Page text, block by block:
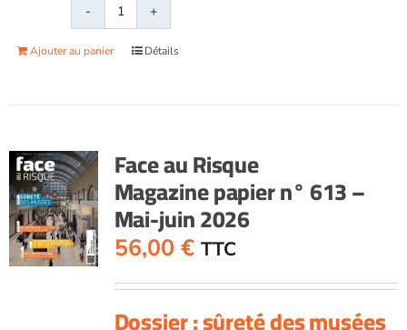
quantité
de
Face
596
-
Octobre
2023
Ajouter au panier Détails
Face au Risque
Magazine papier n° 613 –
Mai-juin 2026
56,00 € TTC
Dossier : sûreté des musées